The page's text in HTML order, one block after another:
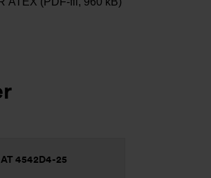
AT 4542D4-25